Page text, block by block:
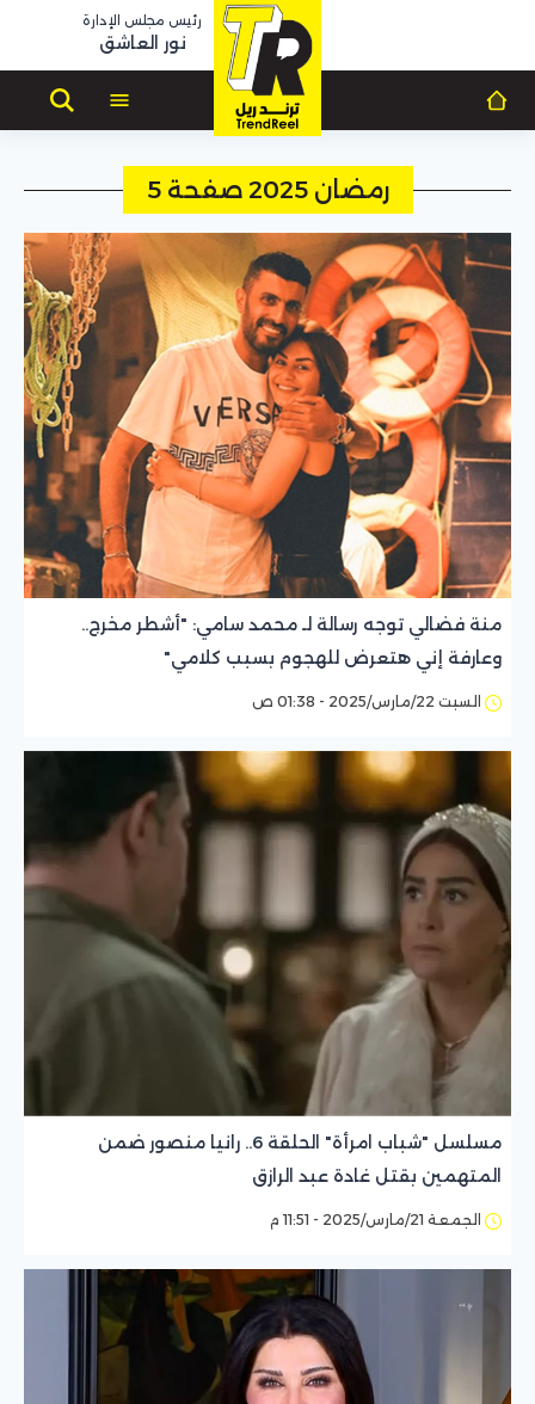
رئيس مجلس الإدارة
نور العاشق
رمضان 2025 صفحة 5
منة فضالي توجه رسالة لـ محمد سامي: "أشطر مخرج..
وعارفة إني هتعرض للهجوم بسبب كلامي"
السبت 22/مارس/2025 - 01:38 ص
مسلسل "شباب امرأة" الحلقة 6.. رانيا منصور ضمن
المتهمين بقتل غادة عبد الرازق
الجمعة 21/مارس/2025 - 11:51 م